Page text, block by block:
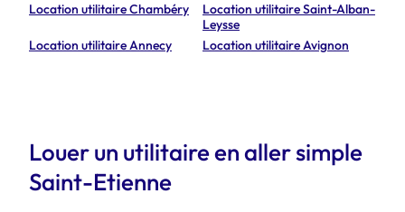
Location utilitaire Chambéry
Location utilitaire Saint-Alban-
Leysse
Location utilitaire Annecy
Location utilitaire Avignon
Louer un utilitaire en aller simple
Saint-Etienne